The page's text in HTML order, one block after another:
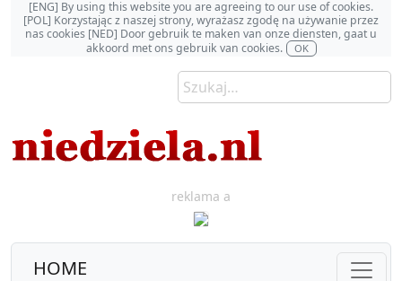
[ENG] By using this website you are agreeing to our use of cookies.
[POL] Korzystając z naszej strony, wyrażasz zgodę na używanie przez
nas cookies [NED] Door gebruik te maken van onze diensten, gaat u
akkoord met ons gebruik van cookies.
OK
reklama a
HOME